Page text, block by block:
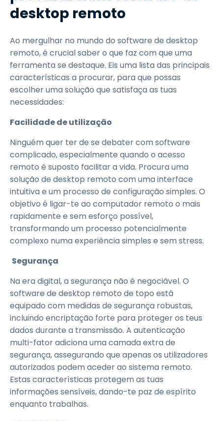
desktop remoto
Ao mergulhar no mundo do software de desktop
remoto, é crucial saber o que faz com que uma
ferramenta se destaque. Eis uma lista das principais
características a procurar, para que possas
escolher uma solução que satisfaça as tuas
necessidades:
Facilidade de utilização
Ninguém quer ter de se debater com software
complicado, especialmente quando o acesso
remoto é suposto facilitar a vida. Procura uma
solução de desktop remoto com uma interface
intuitiva e um processo de configuração simples. O
objetivo é ligar-te ao computador remoto o mais
rapidamente e sem esforço possível,
transformando um processo potencialmente
complexo numa experiência simples e sem stress.
Segurança
Na era digital, a segurança não é negociável. O
software de desktop remoto de topo está
equipado com medidas de segurança robustas,
incluindo encriptação forte para proteger os teus
dados durante a transmissão. A autenticação
multi-fator adiciona uma camada extra de
segurança, assegurando que apenas os utilizadores
autorizados podem aceder ao sistema remoto.
Estas características protegem as tuas
informações sensíveis, dando-te paz de espírito
enquanto trabalhas.